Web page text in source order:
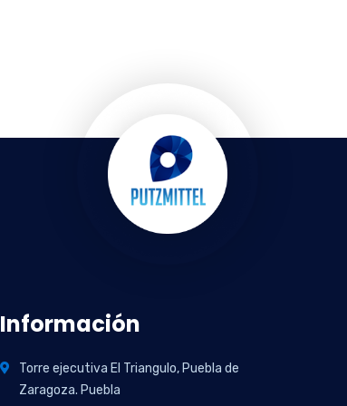
Información
Torre ejecutiva El Triangulo, Puebla de
Zaragoza. Puebla